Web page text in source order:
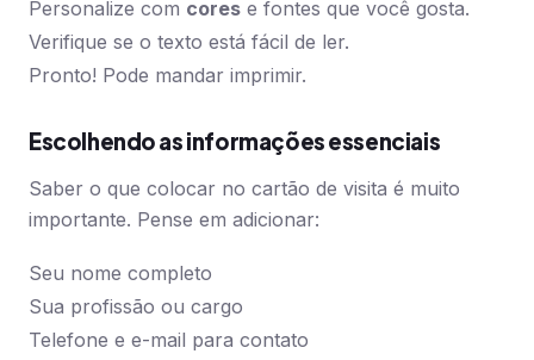
Personalize com cores e fontes que você gosta.
Verifique se o texto está fácil de ler.
Pronto! Pode mandar imprimir.
Escolhendo as informações essenciais
Saber o que colocar no cartão de visita é muito
importante. Pense em adicionar:
Seu nome completo
Sua profissão ou cargo
Telefone e e-mail para contato